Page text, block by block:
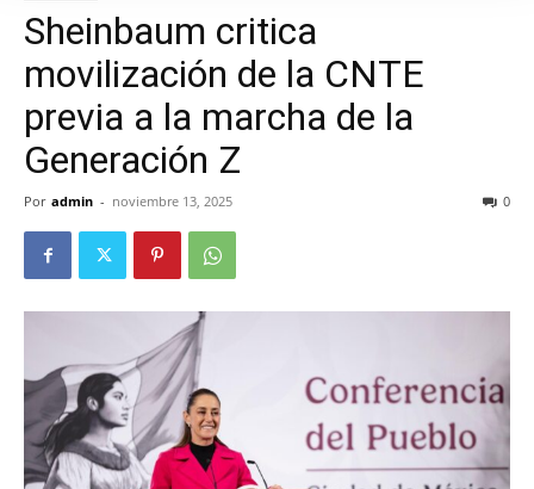
Sheinbaum critica
movilización de la CNTE
previa a la marcha de la
Generación Z
Por admin - noviembre 13, 2025 0